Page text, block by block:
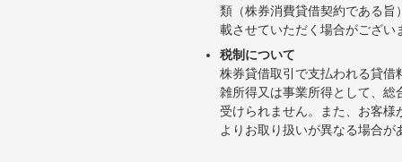
類（株券消費貸借契約である
載させていただく場合がござ
税制について
株券貸借取引で支払われる貸
雑所得又は事業所得として、
受けられません。また、お客
よりお取り扱いが異なる場合